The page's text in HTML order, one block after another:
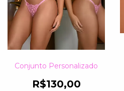
Conjunto Personalizado
R$130,00